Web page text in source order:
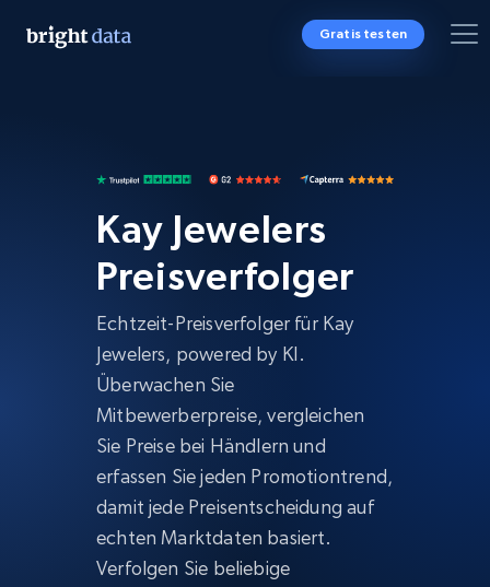
Gratis testen
Kay Jewelers
Preisverfolger
Echtzeit-Preisverfolger für Kay
Jewelers, powered by KI.
Überwachen Sie
Mitbewerberpreise, vergleichen
Sie Preise bei Händlern und
erfassen Sie jeden Promotiontrend,
damit jede Preisentscheidung auf
echten Marktdaten basiert.
Verfolgen Sie beliebige